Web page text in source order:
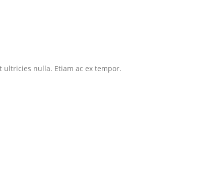
nulla. Etiam ac ex tempor.